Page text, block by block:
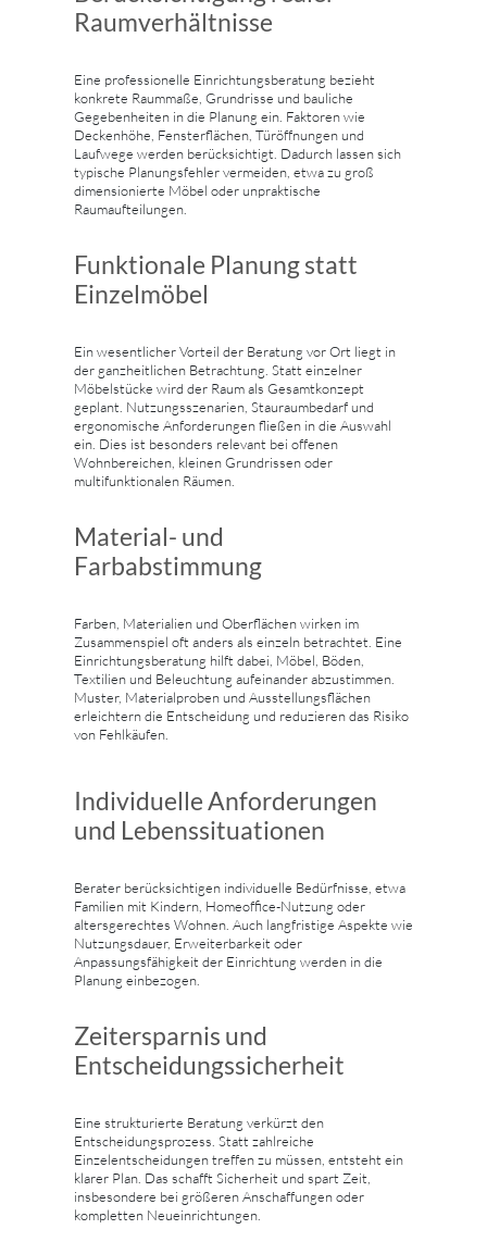
Raumverhältnisse
Eine professionelle Einrichtungsberatung bezieht
konkrete Raummaße, Grundrisse und bauliche
Gegebenheiten in die Planung ein. Faktoren wie
Deckenhöhe, Fensterflächen, Türöffnungen und
Laufwege werden berücksichtigt. Dadurch lassen sich
typische Planungsfehler vermeiden, etwa zu groß
dimensionierte Möbel oder unpraktische
Raumaufteilungen.
Funktionale Planung statt
Einzelmöbel
Ein wesentlicher Vorteil der Beratung vor Ort liegt in
der ganzheitlichen Betrachtung. Statt einzelner
Möbelstücke wird der Raum als Gesamtkonzept
geplant. Nutzungsszenarien, Stauraumbedarf und
ergonomische Anforderungen fließen in die Auswahl
ein. Dies ist besonders relevant bei offenen
Wohnbereichen, kleinen Grundrissen oder
multifunktionalen Räumen.
Material- und
Farbabstimmung
Farben, Materialien und Oberflächen wirken im
Zusammenspiel oft anders als einzeln betrachtet. Eine
Einrichtungsberatung hilft dabei, Möbel, Böden,
Textilien und Beleuchtung aufeinander abzustimmen.
Muster, Materialproben und Ausstellungsflächen
erleichtern die Entscheidung und reduzieren das Risiko
von Fehlkäufen.
Individuelle Anforderungen
und Lebenssituationen
Berater berücksichtigen individuelle Bedürfnisse, etwa
Familien mit Kindern, Homeoffice-Nutzung oder
altersgerechtes Wohnen. Auch langfristige Aspekte wie
Nutzungsdauer, Erweiterbarkeit oder
Anpassungsfähigkeit der Einrichtung werden in die
Planung einbezogen.
Zeitersparnis und
Entscheidungssicherheit
Eine strukturierte Beratung verkürzt den
Entscheidungsprozess. Statt zahlreiche
Einzelentscheidungen treffen zu müssen, entsteht ein
klarer Plan. Das schafft Sicherheit und spart Zeit,
insbesondere bei größeren Anschaffungen oder
kompletten Neueinrichtungen.